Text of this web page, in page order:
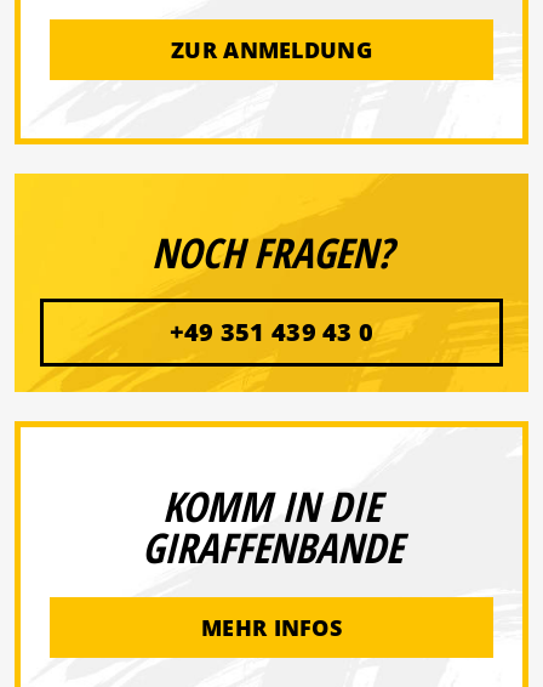
ZUR ANMELDUNG
NOCH FRAGEN?
+49 351 439 43 0
KOMM IN DIE
GIRAFFENBANDE
MEHR INFOS